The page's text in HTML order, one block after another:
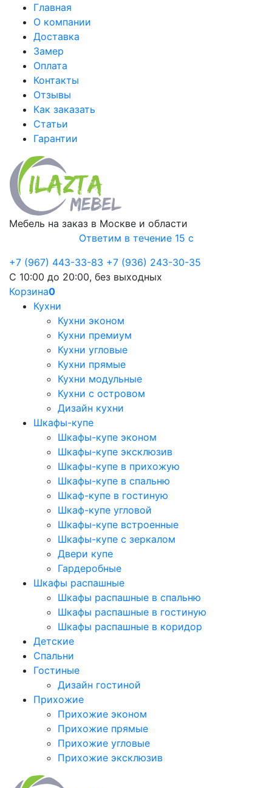
Главная
О компании
Доставка
Замер
Оплата
Контакты
Отзывы
Как заказать
Статьи
Гарантии
Мебель на заказ в Москве и области
Ответим в течение 15 с
+7 (967) 443-33-83 +7 (936) 243-30-35
С 10:00 до 20:00, без выходных
Корзина0
Кухни
Кухни эконом
Кухни премиум
Кухни угловые
Кухни прямые
Кухни модульные
Кухни с островом
Дизайн кухни
Шкафы-купе
Шкафы-купе эконом
Шкафы-купе эксклюзив
Шкафы-купе в прихожую
Шкафы-купе в спальню
Шкаф-купе в гостиную
Шкаф-купе угловой
Шкафы-купе встроенные
Шкафы-купе с зеркалом
Двери купе
Гардеробные
Шкафы распашные
Шкафы распашные в спальню
Шкафы распашные в гостиную
Шкафы распашные в коридор
Детские
Спальни
Гостиные
Дизайн гостиной
Прихожие
Прихожие эконом
Прихожие прямые
Прихожие угловые
Прихожие эксклюзив